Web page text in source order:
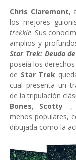
Chris Claremont,
los mejores
trekkie. Sus
amplios y
Star Trek: Deuda
poseía los
de Star Trek
cual presenta un
de la tripulación
Bones, Scotty—,
menos populares,
dibujada como la